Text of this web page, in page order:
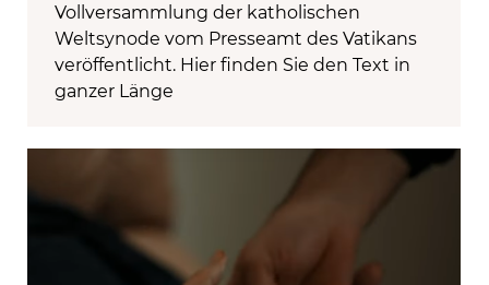
Vollversammlung der katholischen
Weltsynode vom Presseamt des Vatikans
veröffentlicht. Hier finden Sie den Text in
ganzer Länge